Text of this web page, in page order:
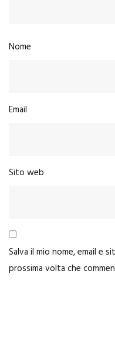
Nome
Email
Sito web
Salva il mio nome, email e
prossima volta che